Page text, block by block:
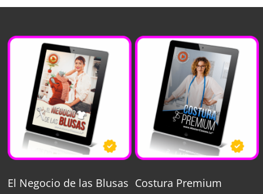
El Negocio de las Blusas Costura Premium